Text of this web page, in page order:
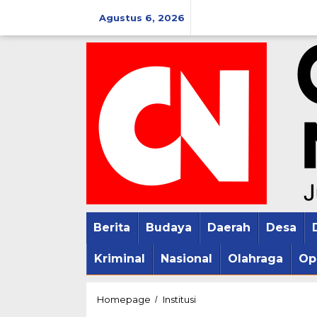
konten
Agustus 6, 2026
Berita Budaya Daerah Desa
Kriminal Nasional Olahraga
Homepage / InstitusiPutra